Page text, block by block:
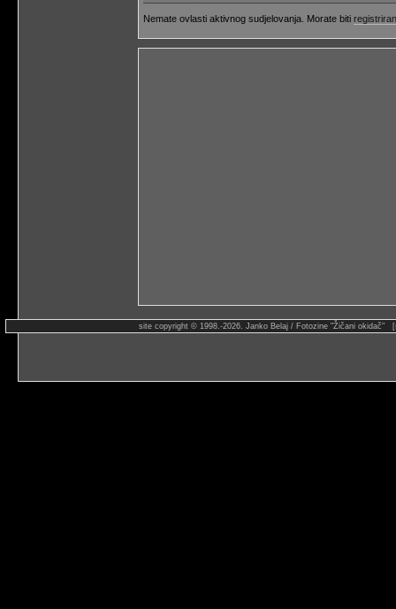
Nemate ovlasti aktivnog sudjelovanja. Morate biti
site copyright © 1998.-2026. Janko Belaj / Fotozine "Žičani okidač"